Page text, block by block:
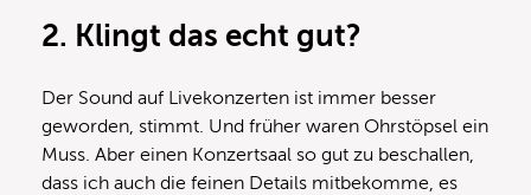
2. Klingt das echt gut?
Der Sound auf Livekonzerten ist immer besser
geworden, stimmt. Und früher waren Ohrstöpsel ein
Muss. Aber einen Konzertsaal so gut zu beschallen,
dass ich auch die feinen Details mitbekomme, es